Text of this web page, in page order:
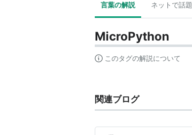
言葉の解説 ネットで話題
MicroPython
このタグの解説について
関連ブログ